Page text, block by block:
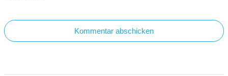
Kommentar abschicken